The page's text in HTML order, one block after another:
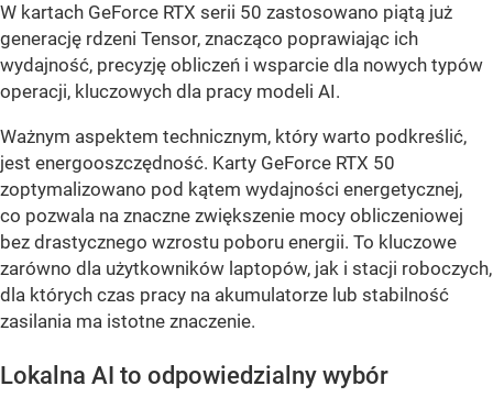
W kartach GeForce RTX serii 50 zastosowano piątą już
generację rdzeni Tensor, znacząco poprawiając ich
wydajność, precyzję obliczeń i wsparcie dla nowych typów
operacji, kluczowych dla pracy modeli AI.
Ważnym aspektem technicznym, który warto podkreślić,
jest energooszczędność. Karty GeForce RTX 50
zoptymalizowano pod kątem wydajności energetycznej,
co pozwala na znaczne zwiększenie mocy obliczeniowej
bez drastycznego wzrostu poboru energii. To kluczowe
zarówno dla użytkowników laptopów, jak i stacji roboczych,
dla których czas pracy na akumulatorze lub stabilność
zasilania ma istotne znaczenie.
Lokalna AI to odpowiedzialny wybór